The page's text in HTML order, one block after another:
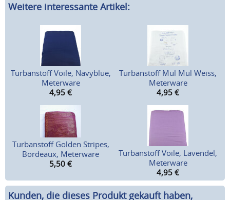
Weitere interessante Artikel:
Turbanstoff Voile, Navyblue,
Meterware
4,95 €
Turbanstoff Mul Mul Weiss,
Meterware
4,95 €
Turbanstoff Golden Stripes,
Bordeaux, Meterware
5,50 €
Turbanstoff Voile, Lavendel,
Meterware
4,95 €
Kunden, die dieses Produkt gekauft haben,